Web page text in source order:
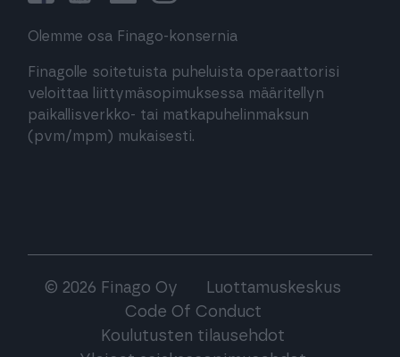
Olemme osa Finago-konsernia
Finagolle soitetuista puheluista operaattorisi
veloittaa liittymäsopimuksessa määritellyn
paikallisverkko- tai matkapuhelinmaksun
(pvm/mpm) mukaisesti.
© 2026 Finago Oy
Luottamuskeskus
Code Of Conduct
Koulutusten tilausehdot